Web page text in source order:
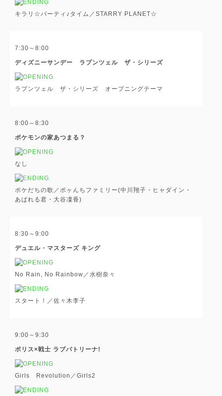
キラリ☆パーティ♪タイム／STARRY PLANET☆
7:30～8:00
ディズニーサンデー ラプンツェル ザ・シリーズ
ラプンツェル ザ・シリーズ オープニングテーマ
8:00～8:30
ポケモンの家あつまる？
なし
ポケだちの歌／ポヶんちファミリー(中川翔子・ヒャダイン・
あばれる君・大谷凜香)
8:30～9:00
デュエル・マスターズ キング
No Rain, No Rainbow／水樹奈々
スタート！／佐々木李子
9:00～9:30
ポリス×戦士 ラブパトリーナ!
Girls Revolution／Girls2